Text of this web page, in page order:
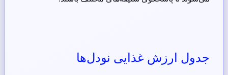
جدول ارزش غذایی نودل‌ها